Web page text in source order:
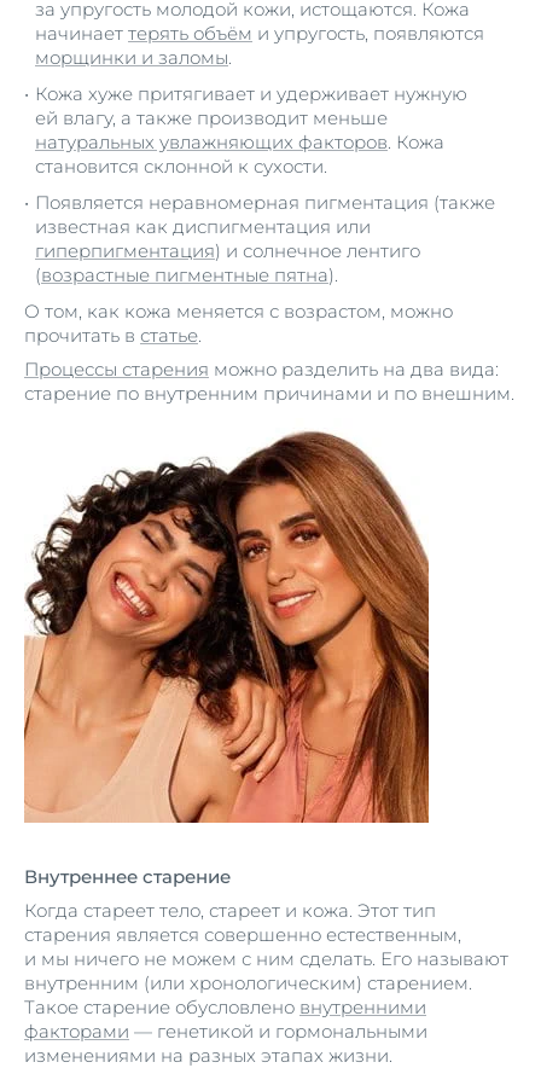
за упругость молодой кожи, истощаются. Кожа
начинает терять объём и упругость, появляются
морщинки и заломы.
Кожа хуже притягивает и удерживает нужную
ей влагу, а также производит меньше
натуральных увлажняющих факторов. Кожа
становится склонной к сухости.
Появляется неравномерная пигментация (также
известная как диспигментация или
гиперпигментация) и солнечное лентиго
(возрастные пигментные пятна).
О том, как кожа меняется с возрастом, можно
прочитать в статье.
Процессы старения можно разделить на два вида:
старение по внутренним причинами и по внешним.
Внутреннее старение
Когда стареет тело, стареет и кожа. Этот тип
старения является совершенно естественным,
и мы ничего не можем с ним сделать. Его называют
внутренним (или хронологическим) старением.
Такое старение обусловлено внутренними
факторами — генетикой и гормональными
изменениями на разных этапах жизни.